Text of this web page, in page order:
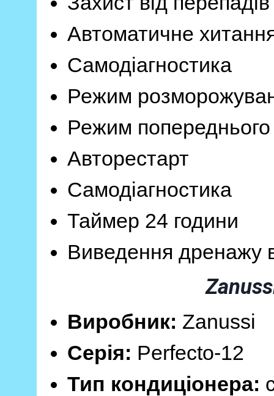
Автоматичне
Самодіагностика
Режим
Режим попереднього
Авторестарт
Самодіагностика
Таймер 24 години
Виведення дренажу
Виробник: Zanussi
Серія: Perfecto-12
Тип кондиціонера: